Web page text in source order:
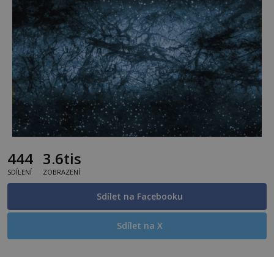
444
SDÍLENÍ
3.6tis
ZOBRAZENÍ
Sdílet na Facebooku
Sdílet na X